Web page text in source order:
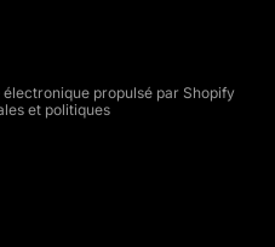
propulsé par Shopify
et politiques